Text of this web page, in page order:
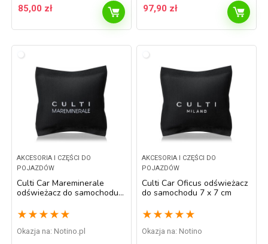
85,00 zł 97,90 zł
AKCESORIA I CZĘŚCI DO
POJAZDÓW
Culti Car Mareminerale
odświeżacz do samochodu 7
★ ★ ★ ★ ★
Okazja na: notino.pl
AKCESORIA I CZĘŚCI DO
POJAZDÓW
Culti Car Oficus odświeżacz
do samochodu 7 x 7 cm
★ ★ ★ ★ ★
Okazja na: Notino